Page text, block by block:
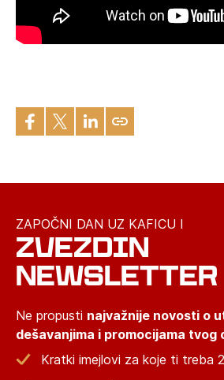
ZAPOČNI DAN UZ KAFICU I
ZVEZDIN
NEWSLETTER
Ne propusti najvažnije novosti o
dešavanjima i promocijama tvog
Kratki imejlovi za koje ti treba